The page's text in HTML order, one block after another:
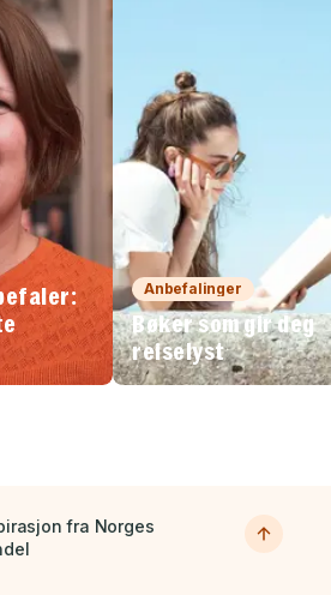
Anbefalinger
Bøker som gir deg
reiselyst
fra Norges